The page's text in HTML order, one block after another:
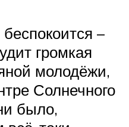
–
громкая
молодёжи,
Солнечного
было,